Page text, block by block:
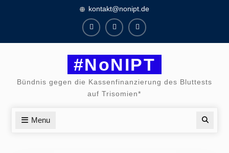
kontakt@nonipt.de
FacebookInstagram
Twitter
#NoNIPT
Bündnis gegen die Kassenfinanzierung des Bluttests
auf Trisomien*
Menu